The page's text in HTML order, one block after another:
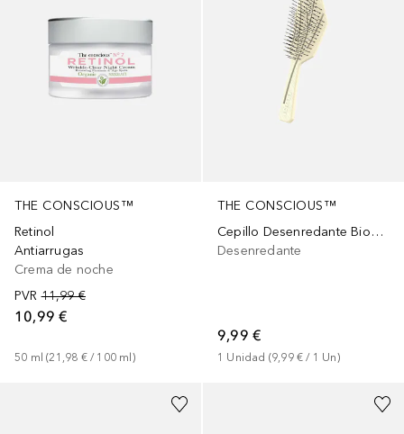
THE CONSCIOUS™
Retinol
Antiarrugas
Crema de noche
PVR 11,99 €
10,99 €
50 ml (21,98 € / 100 ml )
THE CONSCIOUS™
Cepillo Desenredante Biodegradable Canary Yellow
Desenredante
9,99 €
1 Unidad (9,99 € / 1 Un)